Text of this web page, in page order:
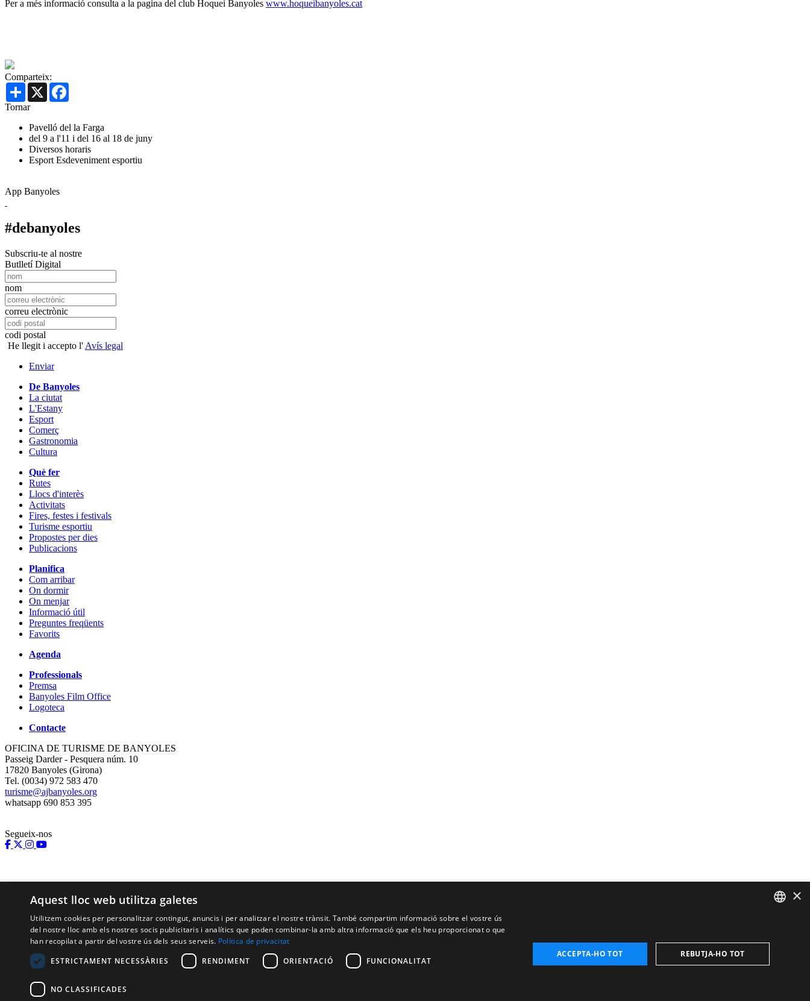
Per a més informació consulta a la pagina del club Hoquei Banyoles www.hoqueibanyoles.cat
Comparteix:
Share X
Tornar
Pavelló del la Farga
del 9 a l'11 i del 16 al 18 de juny
Diversos horaris
Esport Esdeveniment esportiu
App Banyoles
#debanyoles
Subscriu-te al nostre
Butlletí Digital
nom
correu electrònic
codi postal
He llegit i accepto l' Avís legal
Enviar
De Banyoles
La ciutat
L'Estany
Esport
Comerç
Gastronomia
Cultura
Què fer
Rutes
Llocs d'interès
Activitats
Fires, festes i festivals
Turisme esportiu
Propostes per dies
Publicacions
Planifica
Com arribar
On dormir
On menjar
Informació útil
Preguntes freqüents
Favorits
Agenda
Professionals
Premsa
Banyoles Film Office
Logoteca
Contacte
OFICINA DE TURISME DE BANYOLES
Passeig Darder - Pesquera núm. 10
17820 Banyoles (Girona)
Tel. (0034) 972 583 470
turisme@ajbanyoles.org
whatsapp 690 853 395
Segueix-nos
Amb el suport de:
×
Aquest lloc web utilitza galetes
Utilitzem cookies per personalitzar contingut, anuncis i per analitzar el nostre trànsit. També compartim informació sobre el vostre ús
del nostre lloc amb els nostres socis publicitaris i analítics que poden combinar-la amb altra informació que els heu proporcionat o que
han recopilat a partir del vostre ús dels seus serveis. Política de privacitat
ESTRICTAMENT NECESSÀRIES
RENDIMENT ORIENTACIÓ FUNCIONALITAT
NO CLASSIFICADES
ACCEPTA-HO TOT REBUTJA-HO TOT